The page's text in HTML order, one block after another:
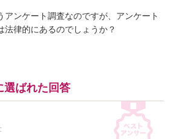
アンケート調査なのですが、アンケート
法律的にあるのでしょうか？
選ばれた回答